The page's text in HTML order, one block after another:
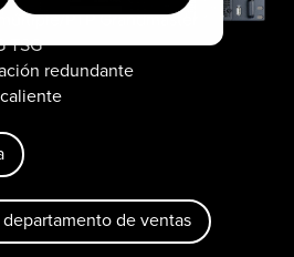
PTP Grandmaster
TSG
redundante
de ventas